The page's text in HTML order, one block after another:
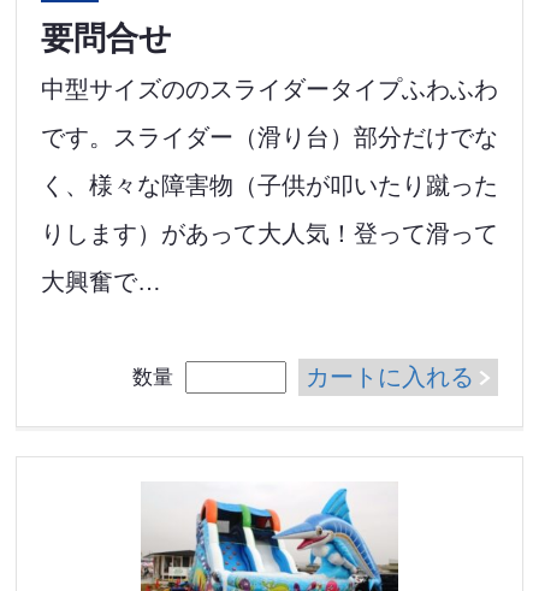
要問合せ
中型サイズののスライダータイプふわふわ
です。スライダー（滑り台）部分だけでな
く、様々な障害物（子供が叩いたり蹴った
りします）があって大人気！登って滑って
大興奮で…
数量 カートに入れる